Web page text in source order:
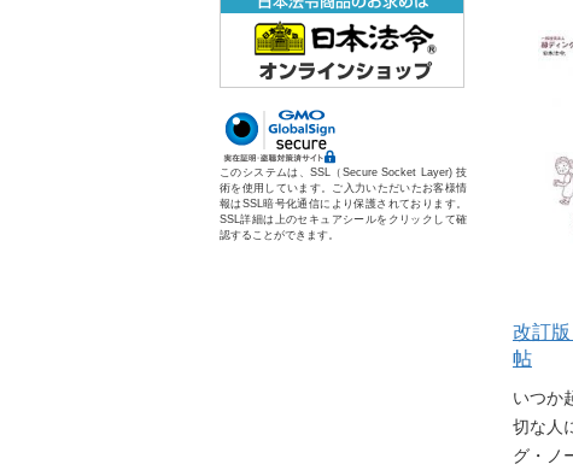
このシステムは、SSL（Secure Socket Layer) 技
術を使用しています。ご入力いただいたお客様情
報はSSL暗号化通信により保護されております。
SSL詳細は上のセキュアシールをクリックして確
認することができます。
改訂
帖
いつか
切な人
グ・ノ